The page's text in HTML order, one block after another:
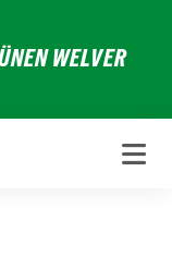
WELVER